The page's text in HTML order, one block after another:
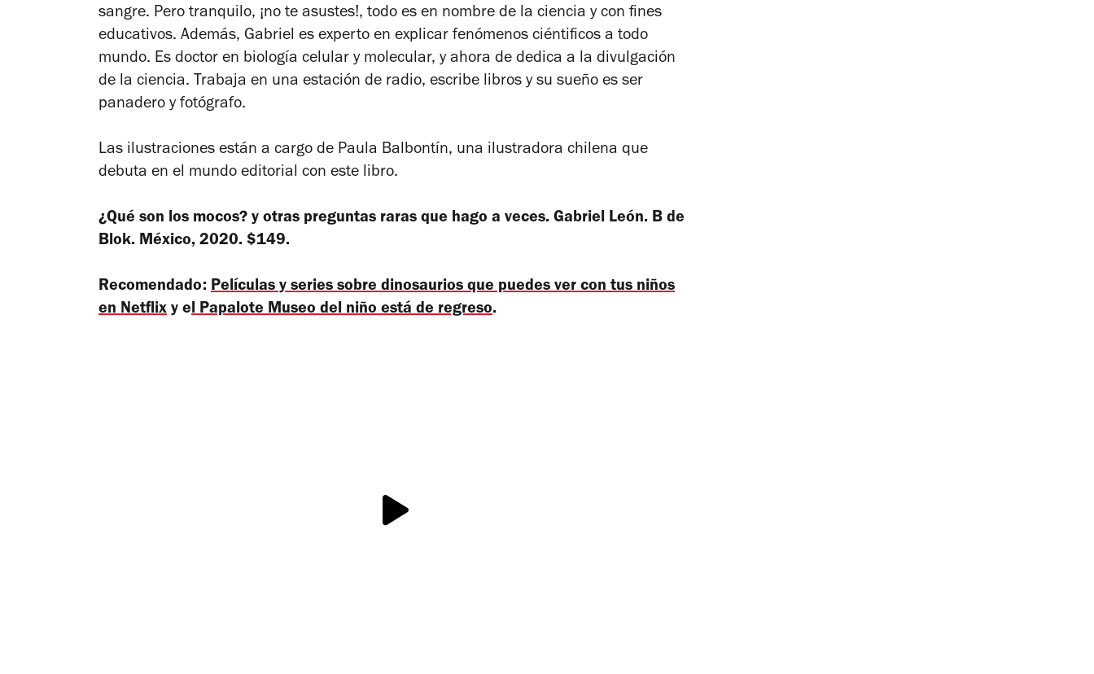
sangre. Pero tranquilo, ¡no te asustes!, todo es en nombre de la ciencia y con fines
educativos. Además, Gabriel es experto en explicar fenómenos ciéntificos a todo
mundo. Es doctor en biología celular y molecular, y ahora de dedica a la divulgación
de la ciencia. Trabaja en una estación de radio, escribe libros y su sueño es ser
panadero y fotógrafo.
Las ilustraciones están a cargo de Paula Balbontín, una ilustradora chilena que
debuta en el mundo editorial con este libro.
¿Qué son los mocos? y otras preguntas raras que hago a veces. Gabriel León. B de
Blok. México, 2020. $149.
Recomendado: Películas y series sobre dinosaurios que puedes ver con tus niños
en Netflix y el Papalote Museo del niño está de regreso.